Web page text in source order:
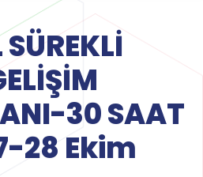
30 SAAT
28 Ekim